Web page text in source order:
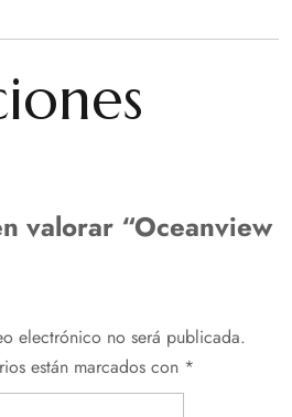
valorar “Oceanview
electrónico no será publicada.
están marcados con *